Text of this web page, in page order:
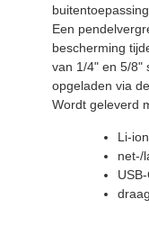
Een
bescherming
van 1/4" en 5/8"
opgeladen via
Wordt geleverd
Li-
net-/